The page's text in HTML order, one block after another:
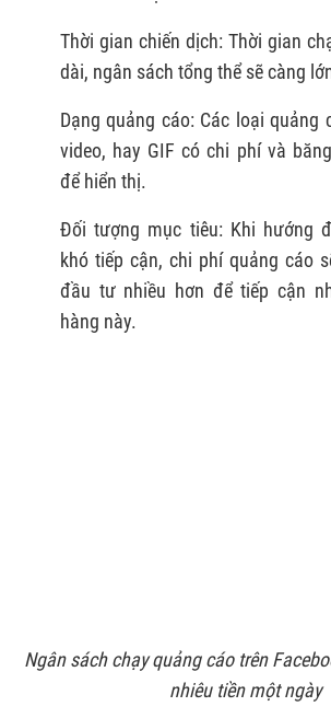
Thời gian chiến dịch: Thời gian
dài, ngân sách tổng thể sẽ càng
Dạng quảng cáo: Các loại quảng
video, hay GIF có chi phí và
để hiển thị.
Đối tượng mục tiêu: Khi hướng
khó tiếp cận, chi phí quảng cáo
đầu tư nhiều hơn để tiếp cận
hàng này.
Ngân sách chạy quảng cáo trên
nhiêu tiền một ngày